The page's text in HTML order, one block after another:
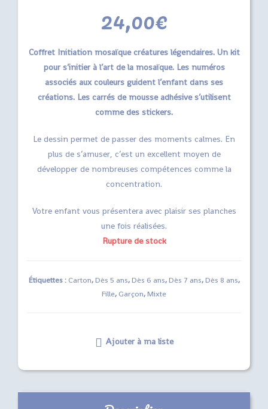
24,00€
Coffret Initiation mosaïque créatures légendaires. Un kit
pour s’initier à l’art de la mosaïque. Les numéros
associés aux couleurs guident l’enfant dans ses
créations. Les carrés de mousse adhésive s’utilisent
comme des stickers.
Le dessin permet de passer des moments calmes. En
plus de s’amuser, c’est un excellent moyen de
développer de nombreuses compétences comme la
concentration.
Votre enfant vous présentera avec plaisir ses planches
une fois réalisées.
Rupture de stock
Étiquettes : Carton,Dès 5 ans,Dès 6 ans,Dès 7 ans,Dès 8 ans,
Fille, Garçon,Mixte
Ajouter à ma liste